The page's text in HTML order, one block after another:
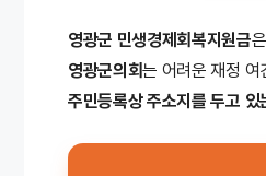
영광군 민생경제회복지원금
영광군의회는 어려운 재정 여
주민등록상 주소지를 두고 있